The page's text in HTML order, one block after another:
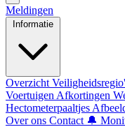
Meldingen
Informatie
Overzicht
Voertuigen Afkortingen
Hectometerpaaltjes
Over ons Contact 🔔